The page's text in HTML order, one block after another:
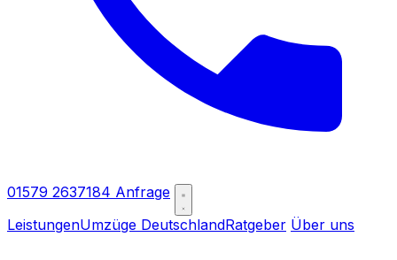
01579 2637184 Anfrage
LeistungenUmzüge DeutschlandRatgeber Über uns